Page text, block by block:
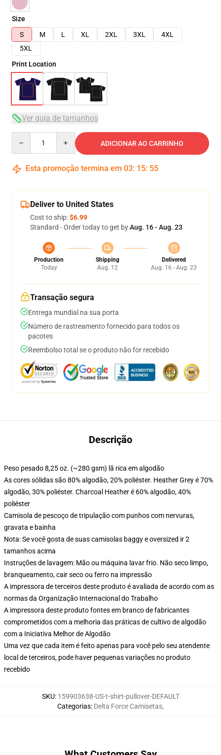
Size
S
M L XL 2XL 3XL
4XL
5XL
Print Location
Ver guia de tamanhos
ADICIONAR AO CARRINHO
Esta promoção termina em 03: 15: 54
Deliver to United States
Cost to ship:$6.99
Standard - Order today to get byAug. 16 - Aug. 23
Production
Today
Shipping
Aug. 12
Delivered
Aug. 16 - Aug. 23
Transação segura
Entrega mundial na sua porta
Número de rastreamento fornecido para todos os
pacotes
Reembolso total se o produto não for recebido
Descrição
Peso pesado 8,25 oz. (~280 gsm) lã rica em algodão
As cores sólidas são 80% algodão, 20% poliéster. Heather Grey é 70%
algodão, 30% poliéster. Charcoal Heather é 60% algodão, 40%
poliéster
Camisola de pescoço de tripulação com punhos com nervuras,
gravata e bainha
Nota: Se você gosta de suas camisolas baggy e oversized ir 2
tamanhos acima
Instruções de lavagem: Mão ou máquina lavar frio. Não seco limpo,
branqueamento, cair seco ou ferro na impressão
A impressora de terceiros deste produto é avaliada de acordo com as
normas da Organização Internacional do Trabalho
A impressora deste produto fontes em branco de fabricantes
comprometidos com a melhoria das práticas de cultivo de algodão
com a Iniciativa Melhor de Algodão
Uma vez que cada item é feito apenas para você pelo seu atendente
local de terceiros, pode haver pequenas variações no produto
recebido
SKU: 159903638-US-t-shirt-pullover-DEFAULT
Categorias: Delta Force Camisetas,